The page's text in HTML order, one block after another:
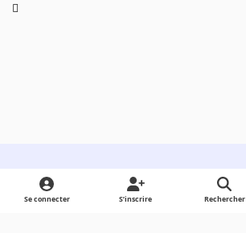
Light ModeDark ModeSystem Preference
Se connecter S’inscrire Rechercher